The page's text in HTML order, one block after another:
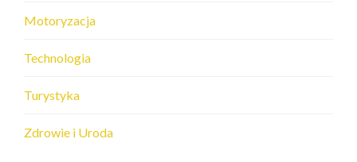
Motoryzacja
Technologia
Turystyka
Zdrowie i Uroda